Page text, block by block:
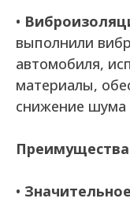
•
выполнили
автомобиля,
материалы,
снижение шума
•